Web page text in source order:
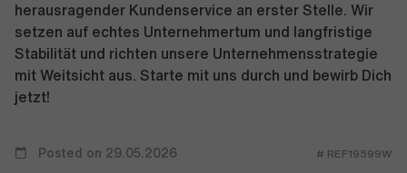
herausragender Kundenservice an erster Stelle. Wir
setzen auf echtes Unternehmertum und langfristige
Stabilität und richten unsere Unternehmensstrategie
mit Weitsicht aus. Starte mit uns durch und bewirb Dich
jetzt!
Posted on 29.05.2026 # REF19599W